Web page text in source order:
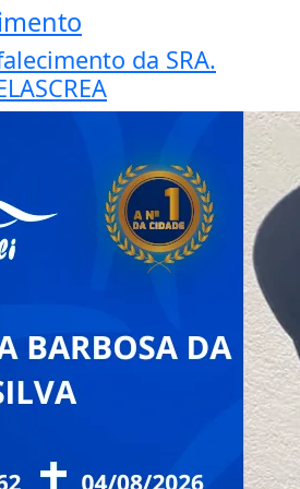
da SRA.